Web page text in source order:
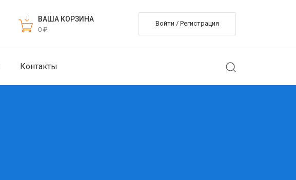
ВАША КОРЗИНА
0 ₽
Войти / Регистрация
Контакты